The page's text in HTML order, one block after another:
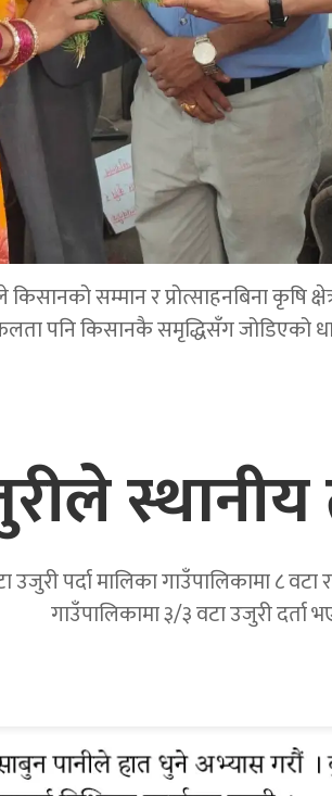
सम्मान र प्रोत्साहनबिना कृषि
पनि किसानकै समृद्धिसँग जोडिएको
उजुरी पर्दा मालिका गाउँपालिकामा ८
गाउँपालिकामा ३/३ वटा उजुरी दर्ता